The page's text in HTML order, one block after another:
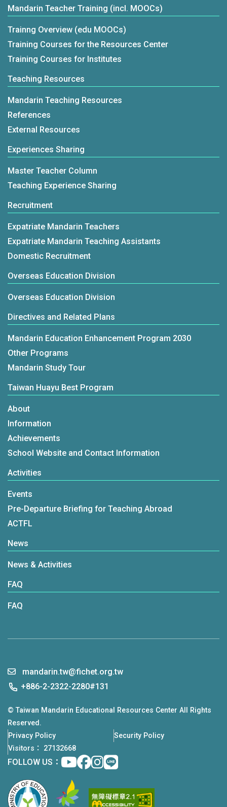
Mandarin Teacher Training (incl. MOOCs)
Trainng Overview (edu MOOCs)
Training Courses for the Resources Center
Training Courses for Institutes
Teaching Resources
Mandarin Teaching Resources
References
External Resources
Experiences Sharing
Master Teacher Column
Teaching Experience Sharing
Recruitment
Expatriate Mandarin Teachers
Expatriate Mandarin Teaching Assistants
Domestic Recruitment
Overseas Education Division
Overseas Education Division
Directives and Related Plans
Mandarin Education Enhancement Program 2030
Other Programs
Mandarin Study Tour
Taiwan Huayu Best Program
About
Information
Achievements
School Website and Contact Information
Activities
Events
Pre-Departure Briefing for Teaching Abroad
ACTFL
News
News & Activities
FAQ
FAQ
mandarin.tw@fichet.org.tw
+886-2-2322-2280#131
© Taiwan Mandarin Educational Resources Center All Rights
Reserved.
Privacy Policy
Security Policy
Visitors： 27132668
FOLLOW US： Youtubefacebook
instagram
Line